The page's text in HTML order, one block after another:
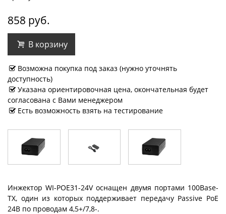
858 руб.
В корзину
Возможна покупка под заказ (нужно уточнять
доступность)
Указана ориентировочная цена, окончательная будет
согласована с Вами менеджером
Есть возможность взять на тестирование
Инжектор WI-POE31-24V оснащен двумя портами 100Base-
TX, один из которых поддерживает передачу Passive PoE
24В по проводам 4,5+/7,8-.